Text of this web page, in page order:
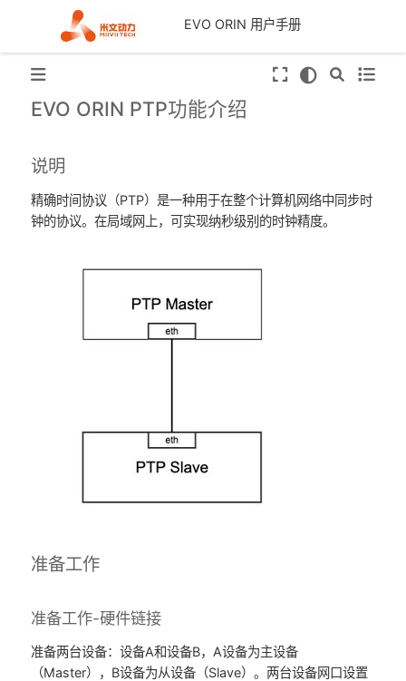
EVO ORIN 用户手册
EVO ORIN PTP功能介绍
说明
精确时间协议（PTP）是一种用于在整个计算机网络中同步时
钟的协议。在局域网上，可实现纳秒级别的时钟精度。
准备工作
准备工作-硬件链接
准备两台设备：设备A和设备B，A设备为主设备
（Master），B设备为从设备（Slave）。两台设备网口设置